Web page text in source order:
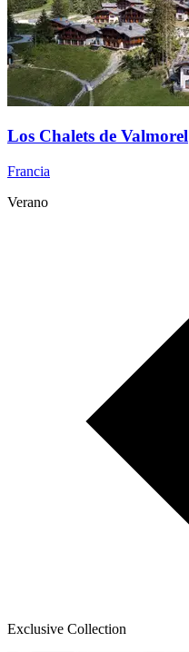
Los Chalets de Valmorel
Francia
Verano
Exclusive Collection